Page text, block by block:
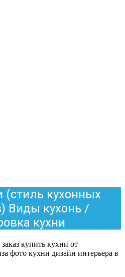
(стиль кухонных
Виды кухонь /
кухни